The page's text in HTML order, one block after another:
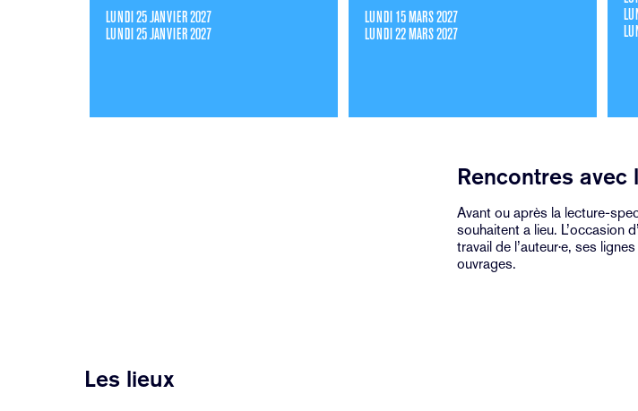
LUNDI 25 JANVIER 2027
LUNDI 25 JANVIER 2027
LUNDI 15 MARS 2027
LUNDI 22 MARS 2027
Rencontres avec
Avant ou après la lecture-
souhaitent a lieu. L’occasion
travail de l’auteur·e, ses
ouvrages.
Les lieux